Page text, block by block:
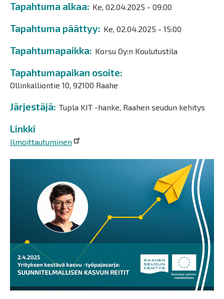
Tapahtuma alkaa Ke, 02.04.2025 - 09:00
Tapahtuma päättyy Ke, 02.04.2025 - 15:00
Tapahtumapaikka Korsu Oy:n Koulutustila
Tapahtumapaikan osoite
Ollinkalliontie 10, 92100 Raahe
Järjestäjä Tupla KIT -hanke, Raahen seudun kehitys
Linkki
Ilmoittautuminen